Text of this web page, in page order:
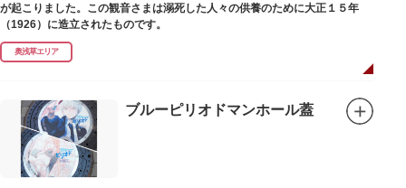
が起こりました。この観音さまは溺死した人々の供養のために大正１５年
（1926）に造立されたものです。
奥浅草エリア
ブルーピリオドマンホール蓋